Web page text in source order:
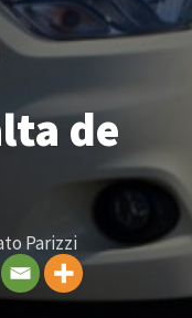
de
Parizzi